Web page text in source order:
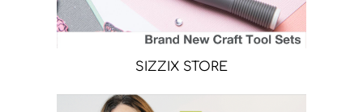
SIZZIX STORE